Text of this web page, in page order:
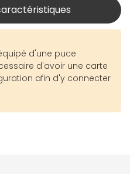
d'une puce
d'avoir une carte
afin d'y connecter